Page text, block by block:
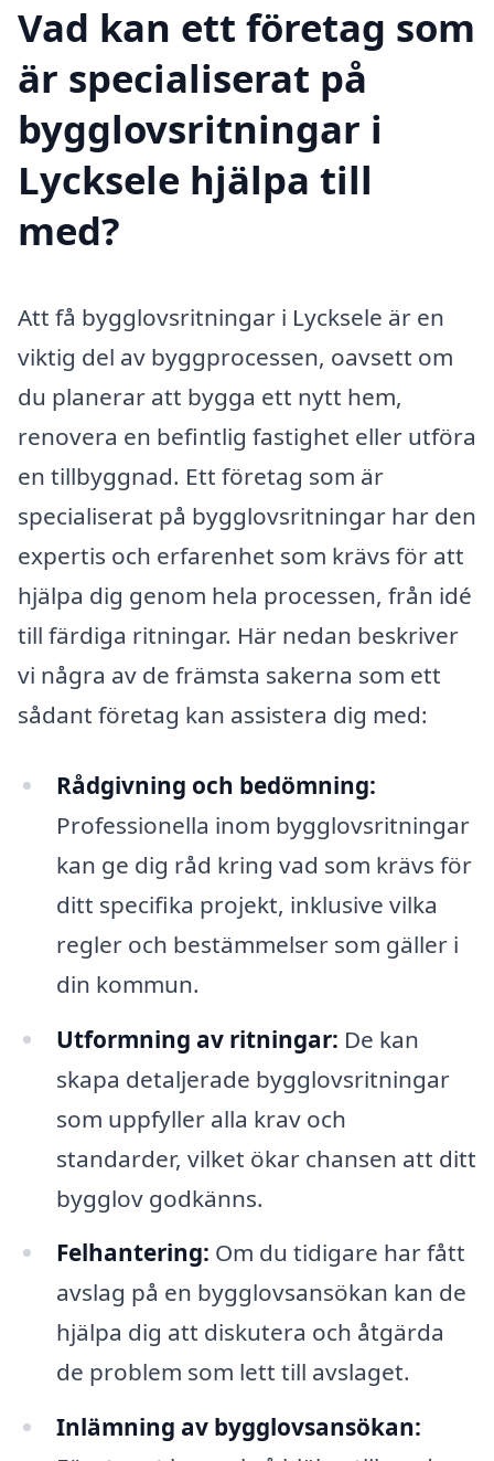
Vad kan ett företag som
är specialiserat på
bygglovsritningar i
Lycksele hjälpa till
med?
Att få bygglovsritningar i Lycksele är en
viktig del av byggprocessen, oavsett om
du planerar att bygga ett nytt hem,
renovera en befintlig fastighet eller utföra
en tillbyggnad. Ett företag som är
specialiserat på bygglovsritningar har den
expertis och erfarenhet som krävs för att
hjälpa dig genom hela processen, från idé
till färdiga ritningar. Här nedan beskriver
vi några av de främsta sakerna som ett
sådant företag kan assistera dig med:
Rådgivning och bedömning:
Professionella inom bygglovsritningar
kan ge dig råd kring vad som krävs för
ditt specifika projekt, inklusive vilka
regler och bestämmelser som gäller i
din kommun.
Utformning av ritningar: De kan
skapa detaljerade bygglovsritningar
som uppfyller alla krav och
standarder, vilket ökar chansen att ditt
bygglov godkänns.
Felhantering: Om du tidigare har fått
avslag på en bygglovsansökan kan de
hjälpa dig att diskutera och åtgärda
de problem som lett till avslaget.
Inlämning av bygglovsansökan: